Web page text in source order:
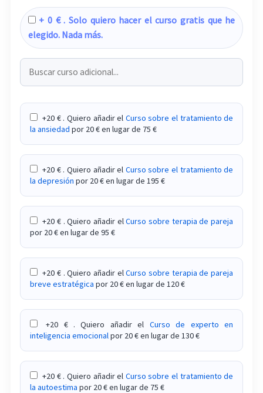
Curso de enfoque gestáltico en el tratamiento de
las principales adicciones
Curso de evaluación e intervención en la
discalculia
Curso de evaluación e intervención en la disgrafía
Curso de gestión administrativa de una consulta
de psicología
grupo en el tratamiento de adicciones
en el tratamiento de adicciones
de las principales adicciones
Curso de intervención en la dislexia
Curso de intervención en parálisis cerebral
infantil PCI
+ 0 € . Solo quiero hacer el curso gratis que he
elegido. Nada más.
+20 € . Quiero añadir el Curso sobre el tratamiento de
la ansiedad por 20 € en lugar de 75 €
+20 € . Quiero añadir el Curso sobre el tratamiento de
la depresión por 20 € en lugar de 195 €
+20 € . Quiero añadir elCurso sobre terapia de pareja
por 20 € en lugar de 95 €
+20 € . Quiero añadir elCurso sobre terapia de pareja
breve estratégica por 20 € en lugar de 120 €
+20 € . Quiero añadir el Curso de experto en
inteligencia emocionalpor 20 € en lugar de 130 €
+20 € . Quiero añadir el Curso sobre el tratamiento de
la autoestima por 20 € en lugar de 75 €